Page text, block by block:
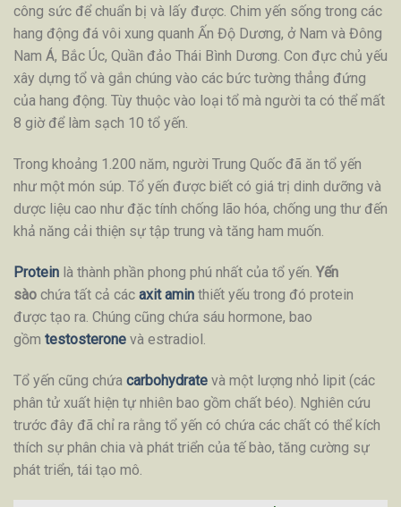
công sức để chuẩn bị và lấy được. Chim yến sống trong các
hang động đá vôi xung quanh Ấn Độ Dương, ở Nam và Đông
Nam Á, Bắc Úc, Quần đảo Thái Bình Dương. Con đực chủ yếu
xây dựng tổ và gắn chúng vào các bức tường thẳng đứng
của hang động. Tùy thuộc vào loại tổ mà người ta có thể mất
8 giờ để làm sạch 10 tổ yến.
Trong khoảng 1.200 năm, người Trung Quốc đã ăn tổ yến
như một món súp. Tổ yến được biết có giá trị dinh dưỡng và
dược liệu cao như đặc tính chống lão hóa, chống ung thư đến
khả năng cải thiện sự tập trung và tăng ham muốn.
Protein là thành phần phong phú nhất của tổ yến. Yến
sào chứa tất cả các axit amin thiết yếu trong đó protein
được tạo ra. Chúng cũng chứa sáu hormone, bao
gồm testosterone và estradiol.
Tổ yến cũng chứa carbohydrate và một lượng nhỏ lipit (các
phân tử xuất hiện tự nhiên bao gồm chất béo). Nghiên cứu
trước đây đã chỉ ra rằng tổ yến có chứa các chất có thể kích
thích sự phân chia và phát triển của tế bào, tăng cường sự
phát triển, tái tạo mô.